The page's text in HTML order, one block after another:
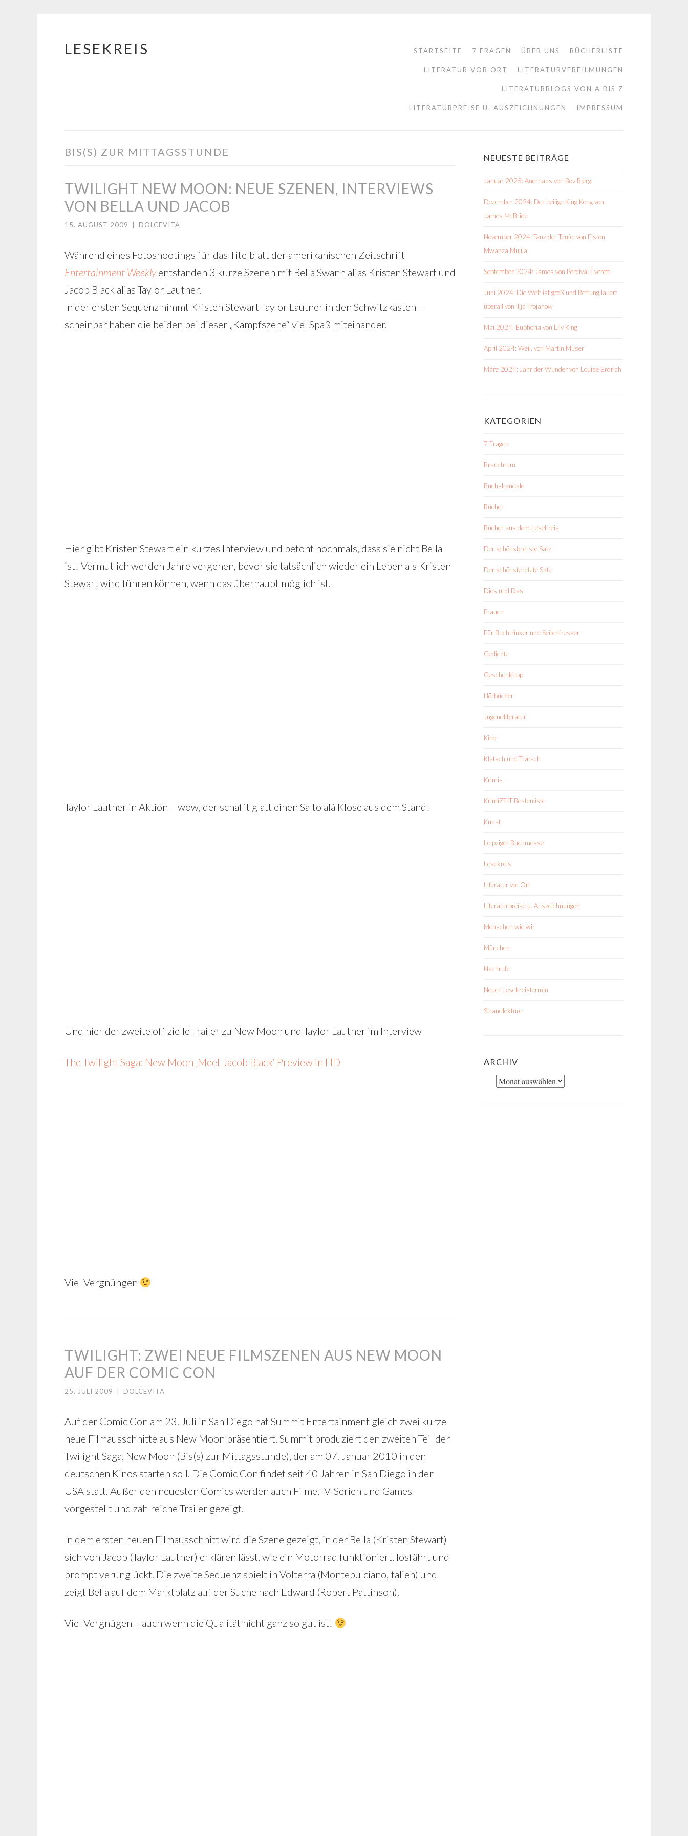
Springe
LESEKREIS STARTSEITE 7 FRAGEN ÜBER UNS BÜCHERLISTE
LITERATUR VOR ORT LITERATURVERFILMUNGEN
LITERATURBLOGS VON A BIS Z
LITERATURPREISE U. AUSZEICHNUNGEN IMPRESSUM
BIS(S) ZUR MITTAGSSTUNDE
TWILIGHT NEW MOON: NEUE SZENEN, INTERVIEWS
VON BELLA UND JACOB
15. AUGUST 2009 DOLCEVITA
Während eines Fotoshootings für das Titelblatt der amerikanischen Zeitschrift
Entertainment Weeklyentstanden 3 kurze Szenen mit Bella Swann alias Kristen Stewart und
Jacob Black alias Taylor Lautner.
In der ersten Sequenz nimmt Kristen Stewart Taylor Lautner in den Schwitzkasten –
scheinbar haben die beiden bei dieser „Kampfszene“ viel Spaß miteinander.
Hier gibt Kristen Stewart ein kurzes Interview und betont nochmals, dass sie nicht Bella
ist! Vermutlich werden Jahre vergehen, bevor sie tatsächlich wieder ein Leben als Kristen
Stewart wird führen können, wenn das überhaupt möglich ist.
Taylor Lautner in Aktion – wow, der schafft glatt einen Salto alá Klose aus dem Stand!
Und hier der zweite offizielle Trailer zu New Moon und Taylor Lautner im Interview
The Twilight Saga: New Moon ‚Meet Jacob Black‘ Preview in HD
Viel Vergnüngen
TWILIGHT: ZWEI NEUE FILMSZENEN AUS NEW MOON
AUF DER COMIC CON
25. JULI 2009 DOLCEVITA
Auf der Comic Con am 23. Juli in San Diego hat Summit Entertainment gleich zwei kurze
neue Filmausschnitte aus New Moon präsentiert. Summit produziert den zweiten Teil der
Twilight Saga, New Moon (Bis(s) zur Mittagsstunde), der am 07. Januar 2010 in den
deutschen Kinos starten soll. Die Comic Con findet seit 40 Jahren in San Diego in den
USA statt. Außer den neuesten Comics werden auch Filme,TV-Serien und Games
vorgestellt und zahlreiche Trailer gezeigt.
In dem ersten neuen Filmausschnitt wird die Szene gezeigt, in der Bella (Kristen Stewart)
sich von Jacob (Taylor Lautner) erklären lässt, wie ein Motorrad funktioniert, losfährt und
prompt verunglückt. Die zweite Sequenz spielt in Volterra (Montepulciano,Italien) und
zeigt Bella auf dem Marktplatz auf der Suche nach Edward (Robert Pattinson).
Viel Vergnügen – auch wenn die Qualität nicht ganz so gut ist!
NEUESTE BEITRÄGE
Januar 2025: Auerhaus von Bov Bjerg
Dezember 2024: Der heilige King Kong von
James McBride
November 2024: Tanz der Teufel von Fiston
Mwanza Mujila
September 2024: James von Percival Everett
Juni 2024: Die Welt ist groß und Rettung lauert
überall von Ilija Trojanow
Mai 2024: Euphoria von Lily King
April 2024: Weil. von Martin Muser
März 2024: Jahr der Wunder von Louise Erdrich
KATEGORIEN
7 Fragen
Brauchtum
Buchskandale
Bücher
Bücher aus dem Lesekreis
Der schönste erste Satz
Der schönste letzte Satz
Dies und Das
Frauen
Für Buchtrinker und Seitenfresser
Gedichte
Geschenktipp
Hörbücher
Jugendliteratur
Kino
Klatsch und Tratsch
Krimis
KrimiZEIT-Bestenliste
Kunst
Leipziger Buchmesse
Lesekreis
Literatur vor Ort
Literaturpreise u. Auszeichnungen
Menschen wie wir
München
Nachrufe
Neuer Lesekreistermin
Strandlektüre
ARCHIV
Archiv